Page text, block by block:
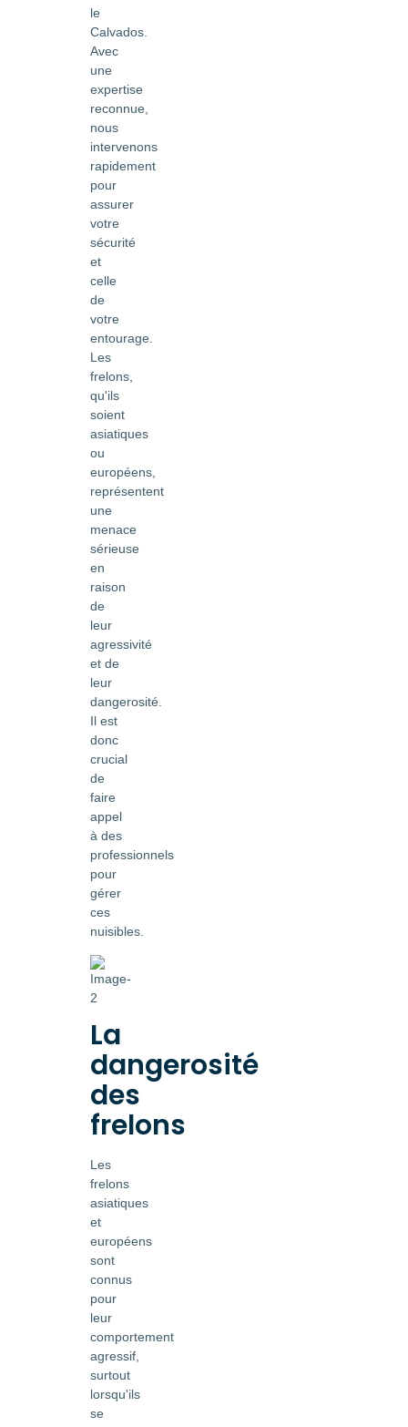
le
Calvados.
Avec
une
expertise
reconnue,
nous
intervenons
rapidement
pour
assurer
votre
sécurité
et
celle
de
votre
entourage.
Les
frelons,
qu'ils
soient
asiatiques
ou
européens,
représentent
une
menace
sérieuse
en
raison
de
leur
agressivité
et de
leur
dangerosité.
Il est
donc
crucial
de
faire
appel
à des
professionnels
pour
gérer
ces
nuisibles.
La
dangerosité
des
frelons
Les
frelons
asiatiques
et
européens
sont
connus
pour
leur
comportement
agressif,
surtout
lorsqu'ils
se